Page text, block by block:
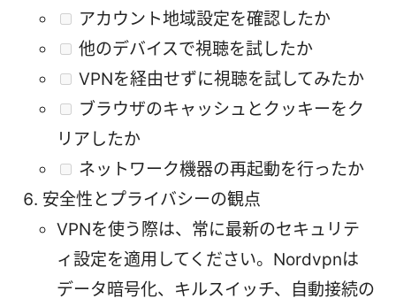
アカウント地域設定を確認したか
他のデバイスで視聴を試したか
VPNを経由せずに視聴を試してみたか
ブラウザのキャッシュとクッキーをク
リアしたか
ネットワーク機器の再起動を行ったか
安全性とプライバシーの観点
VPNを使う際は、常に最新のセキュリテ
ィ設定を適用してください。Nordvpnは
データ暗号化、キルスイッチ、自動接続の